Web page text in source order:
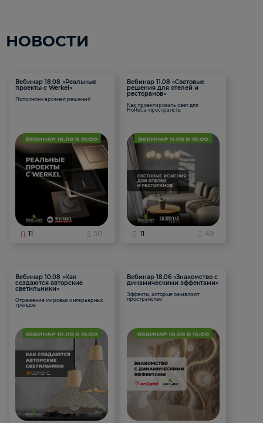
НОВОСТИ
Вебинар 18.08 «Реальные
проекты с Werkel»
Пополняем арсенал решений
11 50
Вебинар 11.08 «Световые
решения для отелей и
ресторанов»
Как проектировать свет для
HoReCa-пространств
11 49
Вебинар 10.08 «Как
создаются авторские
светильники»
Отражение мировых интерьерных
трендов
Вебинар 18.06 «Знакомство с
динамическими эффектами»
Эффекты, которые оживляют
пространство